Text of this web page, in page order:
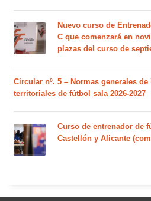
Nuevo curso de
C que comenzará en
plazas del curso de
Circular nº. 5 – Normas generales
territoriales de fútbol sala 2026-2027
Curso de entrenador de
Castellón y Alicante